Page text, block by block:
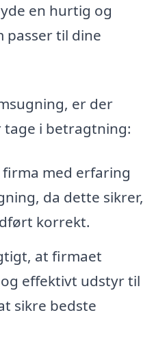
en hurtig og
passer til dine
er der
i betragtning:
med erfaring
da dette sikrer,
korrekt.
at firmaet
effektivt udstyr til
sikre bedste